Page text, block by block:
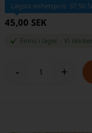
Lägsta enhetspris: 37,50
45,00 SEK
Finns i lager -Vi
- +